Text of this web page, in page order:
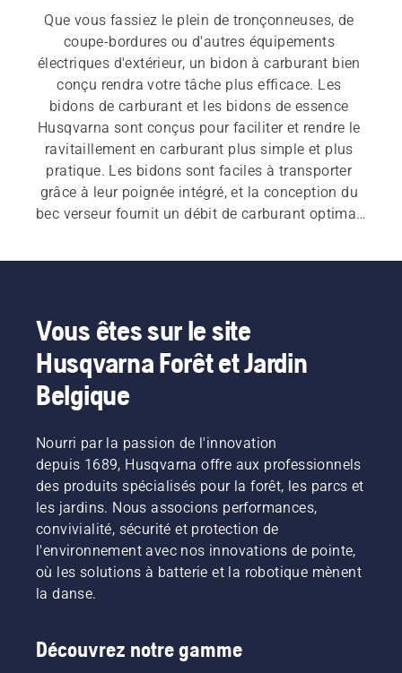
Que vous fassiez le plein de tronçonneuses, de
coupe-bordures ou d'autres équipements
électriques d'extérieur, un bidon à carburant bien
conçu rendra votre tâche plus efficace. Les
bidons de carburant et les bidons de essence
Husqvarna sont conçus pour faciliter et rendre le
ravitaillement en carburant plus simple et plus
pratique. Les bidons sont faciles à transporter
grâce à leur poignée intégré, et la conception du
bec verseur fournit un débit de carburant optimal,
Vous êtes sur le site
Husqvarna Forêt et Jardin
Belgique
Nourri par la passion de l'innovation
depuis 1689, Husqvarna offre aux professionnels
des produits spécialisés pour la forêt, les parcs et
les jardins. Nous associons performances,
convivialité, sécurité et protection de
l'environnement avec nos innovations de pointe,
où les solutions à batterie et la robotique mènent
la danse.
Découvrez notre gamme